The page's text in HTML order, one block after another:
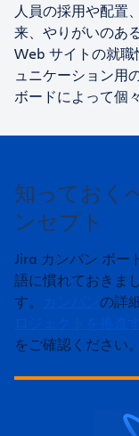
人員の採用や配置
来、やりがいのあ
Web サイトの就職
ュニケーション用
ボードによって個
知っておく
ンセプト
Jira カンバン ボー
語に慣れておきま
す。 カンバンの詳
ロジェクトを推進
をご確認ください。